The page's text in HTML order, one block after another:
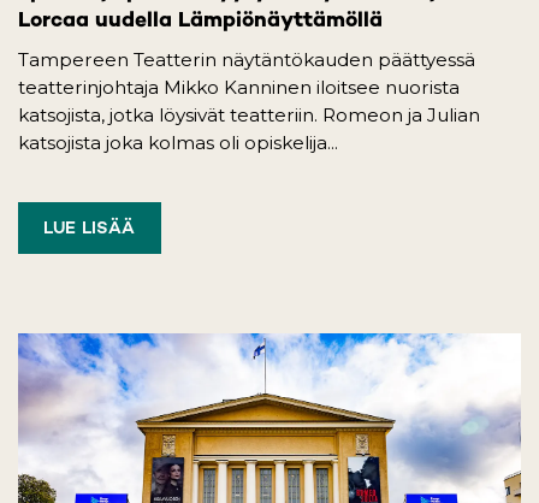
Lorcaa uudella Lämpiönäyttämöllä
Tampereen Teatterin näytäntökauden päättyessä
teatterinjohtaja Mikko Kanninen iloitsee nuorista
katsojista, jotka löysivät teatteriin. Romeon ja Julian
katsojista joka kolmas oli opiskelija...
LUE LISÄÄ